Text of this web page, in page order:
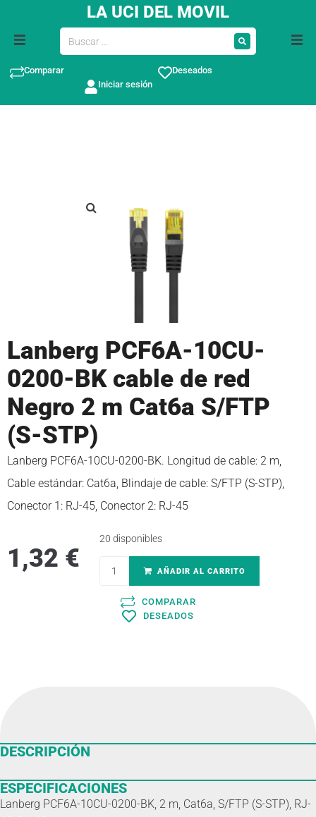
LA UCI DEL MOVIL
Comparar
Deseados
Iniciar sesión
Lanberg PCF6A-10CU-
0200-BK cable de red
Negro 2 m Cat6a S/FTP
(S-STP)
Lanberg PCF6A-10CU-0200-BK. Longitud de cable: 2 m,
Cable estándar: Cat6a, Blindaje de cable: S/FTP (S-STP),
Conector 1: RJ-45, Conector 2: RJ-45
1,32 €
20 disponibles
AÑADIR AL CARRITO
COMPARAR
DESEADOS
DESCRIPCIÓN
ESPECIFICACIONES
Lanberg PCF6A-10CU-0200-BK, 2 m, Cat6a, S/FTP (S-STP), RJ-